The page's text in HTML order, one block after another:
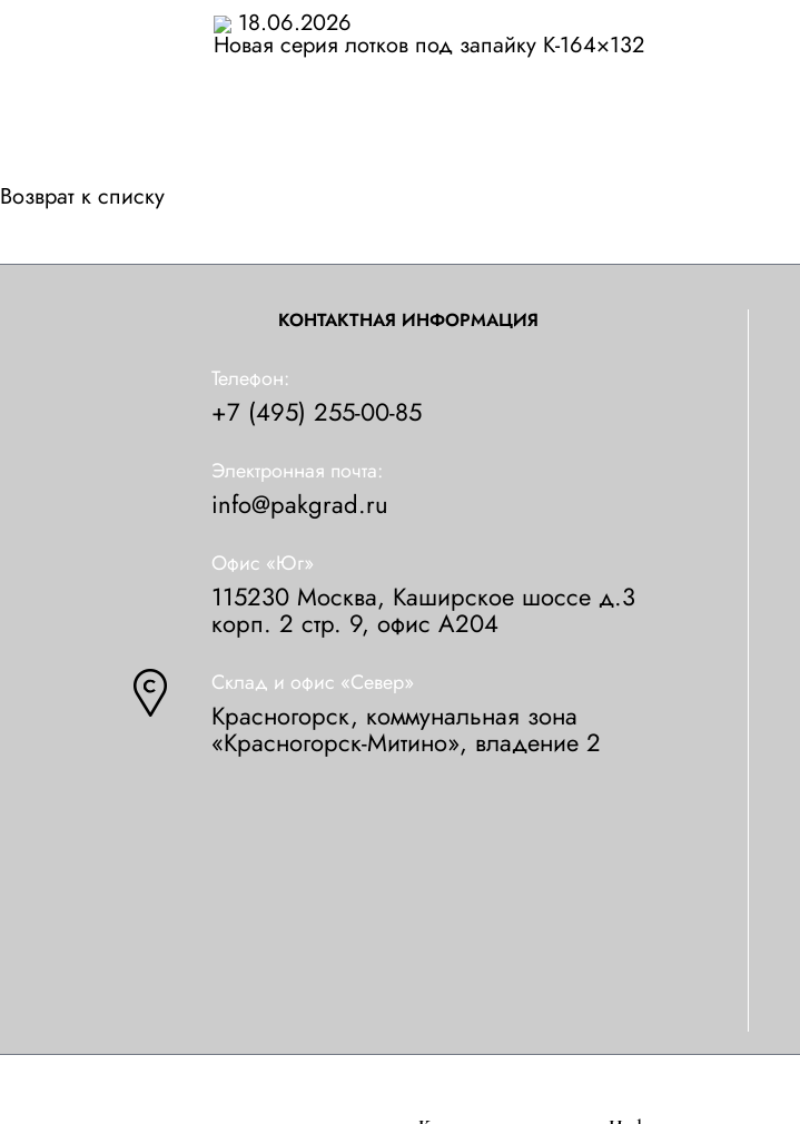
18.06.2026
Новая серия лотков под запайку К-164×132
Возврат к списку
КОНТАКТНАЯ ИНФОРМАЦИЯ
Телефон:
+7 (495) 255-00-85
Электронная почта:
info@pakgrad.ru
Офис «Юг»
115230 Москва, Каширское шоссе д.3
корп. 2 стр. 9, офис А204
Склад и офис «Север»
Красногорск, коммунальная зона
«Красногорск-Митино», владение 2